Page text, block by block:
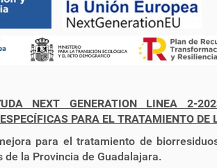
NEXT GENERATION LINEA 2-
PARA EL TRATAMIENTO DE
para el tratamiento de
de la Provincia de Guadalajara.